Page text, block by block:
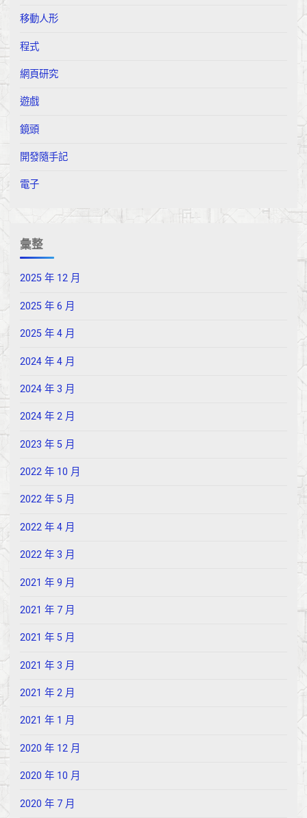
移動人形
程式
網頁研究
遊戲
鏡頭
開發隨手記
電子
彙整
2025 年 12 月
2025 年 6 月
2025 年 4 月
2024 年 4 月
2024 年 3 月
2024 年 2 月
2023 年 5 月
2022 年 10 月
2022 年 5 月
2022 年 4 月
2022 年 3 月
2021 年 9 月
2021 年 7 月
2021 年 5 月
2021 年 3 月
2021 年 2 月
2021 年 1 月
2020 年 12 月
2020 年 10 月
2020 年 7 月